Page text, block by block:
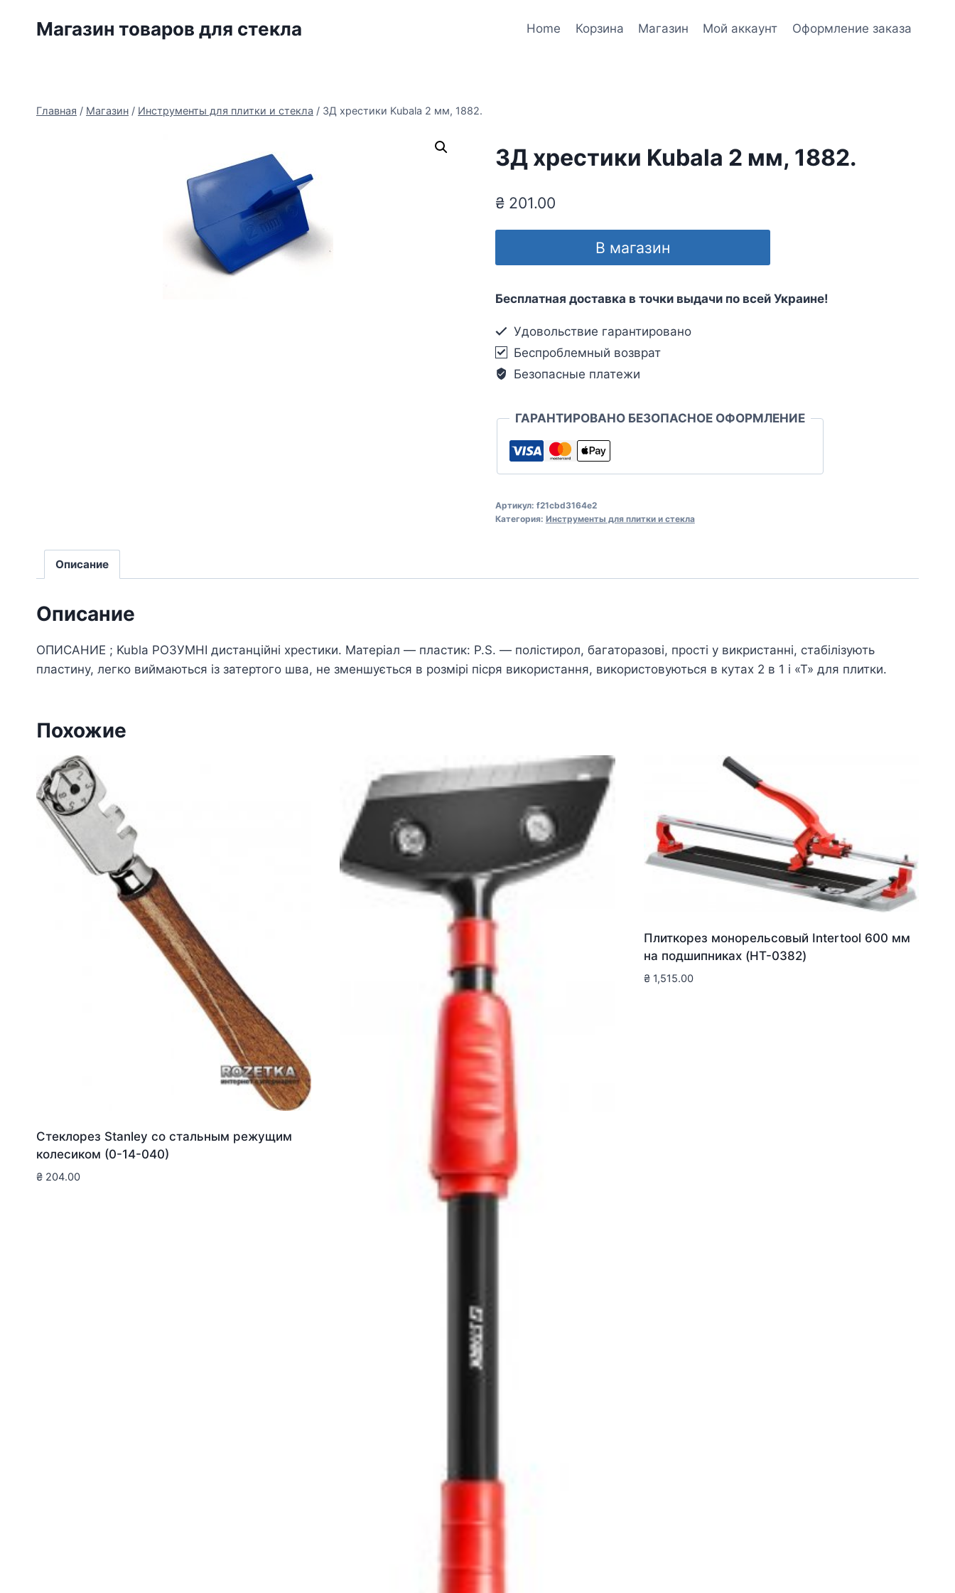
Магазин товаров для стекла Home Корзина Магазин Мой аккаунт Оформление заказа
Главная / Магазин / Инструменты для плитки и стекла / 3Д хрестики Kubala 2 мм, 1882.
3Д хрестики Kubala 2 мм, 1882.
₴201.00
В магазин
Бесплатная доставка в точки выдачи по всей Украине!
Удовольствие гарантировано
Беспроблемный возврат
Безопасные платежи
ГАРАНТИРОВАНО БЕЗОПАСНОЕ ОФОРМЛЕНИЕ
Артикул: f21cbd3164e2
Категория: Инструменты для плитки и стекла
Описание
Описание
ОПИСАНИЕ ; Kubla РОЗУМНІ дистанційні хрестики. Матеріал — пластик: P.S. — полістирол, багаторазові, прості у викристанні, стабілізують
пластину, легко виймаються із затертого шва, не зменшується в розмірі пісря використання, використовуються в кутах 2 в 1 і «Т» для плитки.
Похожие
Стеклорез Stanley со стальным режущим
колесиком (0-14-040)
₴ 204.00
Плиткорез монорельсовый Intertool 600 мм
на подшипниках (HT-0382)
₴1,515.00